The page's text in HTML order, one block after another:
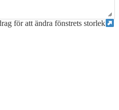
för att ändra fönstrets storlek